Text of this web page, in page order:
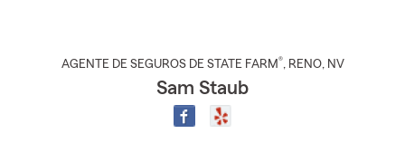
AGENTE DE SEGUROS DE STATE FARM®, RENO, NV
Sam Staub